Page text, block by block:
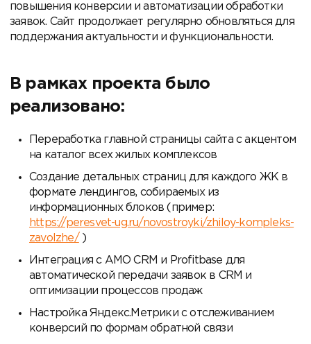
повышения конверсии и автоматизации обработки
заявок. Сайт продолжает регулярно обновляться для
поддержания актуальности и функциональности.
В рамках проекта было
реализовано:
Переработка главной страницы сайта с акцентом
на каталог всех жилых комплексов
Создание детальных страниц для каждого ЖК в
формате лендингов, собираемых из
информационных блоков (пример:
https://peresvet-ug.ru/novostroyki/zhiloy-kompleks-
zavolzhe/)
Интеграция с AMO CRM и Profitbase для
автоматической передачи заявок в CRM и
оптимизации процессов продаж
Настройка Яндекс.Метрики с отслеживанием
конверсий по формам обратной связи